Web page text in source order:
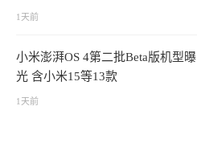
1天前
小米澎湃OS 4第二批Beta版机型曝
光 含小米15等13款
1天前